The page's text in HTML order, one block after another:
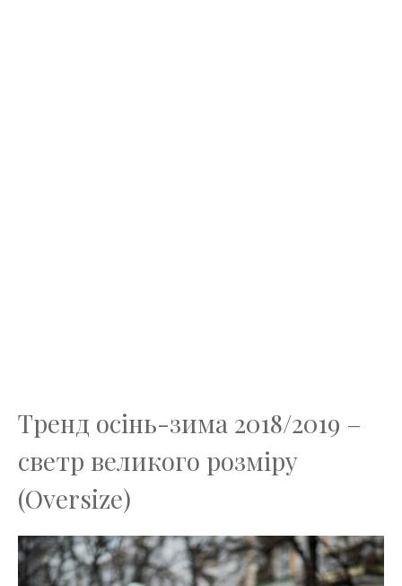
Тренд осінь-зима 2018/2019 –
светр великого розміру
(Oversize)